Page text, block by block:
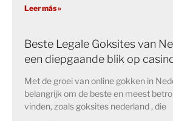
Leer más »
Beste Legale Goksites van
een diepgaande blik op
Met de groei van online gokken in
belangrijk om de beste en meest
vinden, zoals goksites nederland , die